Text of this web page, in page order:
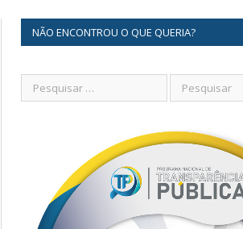
NÃO ENCONTROU O QUE QUERIA?